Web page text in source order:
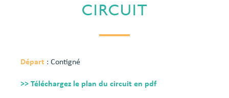
CIRCUIT
Départ : Contigné
>> Téléchargez le plan du circuit en pdf